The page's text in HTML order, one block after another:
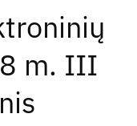
m. III